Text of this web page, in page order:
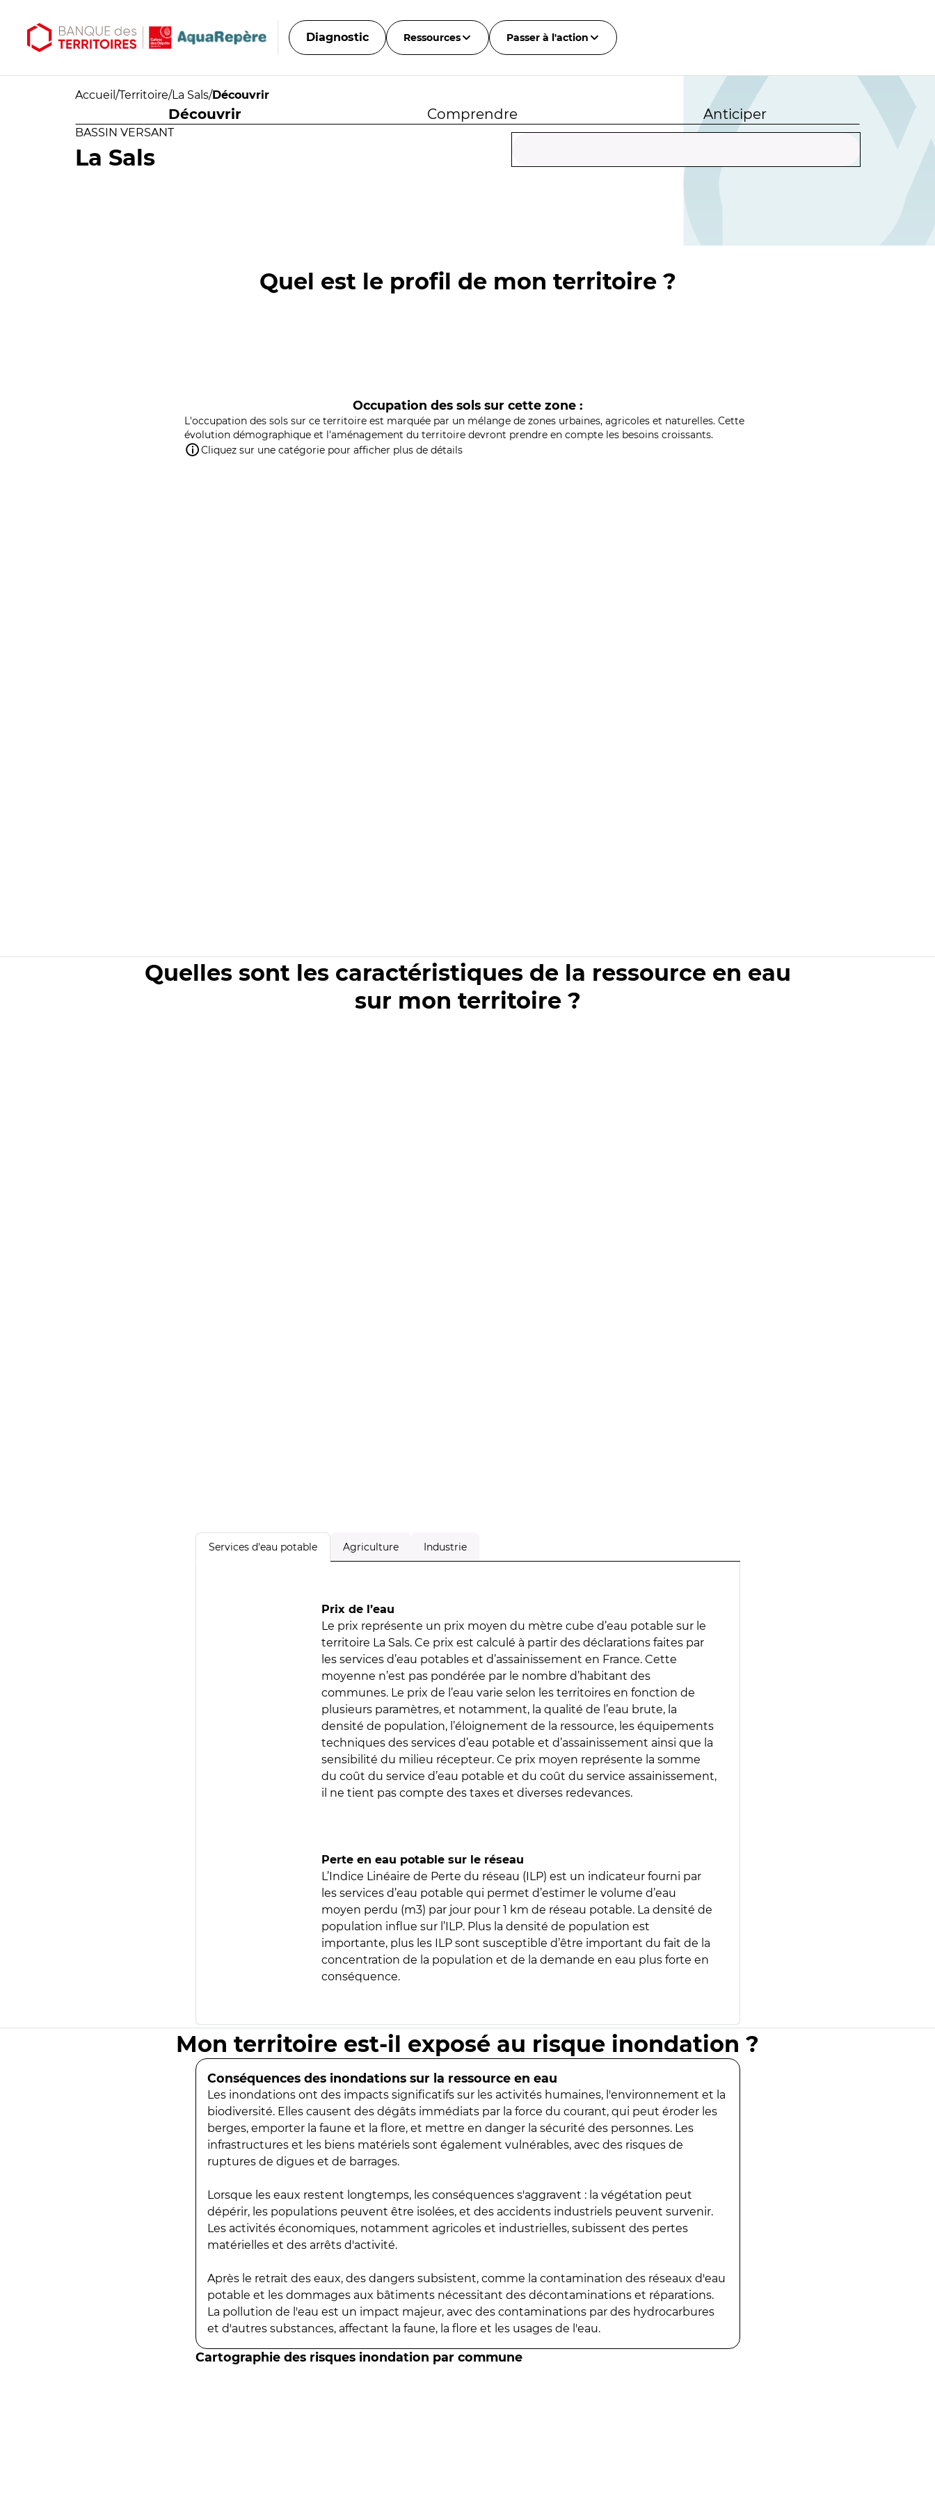
Diagnostic Ressources Passer à l'action
Accueil /Territoire/La Sals/Découvrir
Découvrir Comprendre Anticiper
BASSIN VERSANT
La Sals
Quel est le profil de mon territoire ?
Occupation des sols sur cette zone :
L'occupation des sols sur ce territoire est marquée par un mélange de zones urbaines, agricoles et naturelles. Cette
évolution démographique et l'aménagement du territoire devront prendre en compte les besoins croissants.
Cliquez sur une catégorie pour afficher plus de détails
Quelles sont les caractéristiques de la ressource en eau
sur mon territoire ?
Services d'eau potable Agriculture Industrie
Prix de l’eau
Le prix représente un prix moyen du mètre cube d’eau potable sur le
territoire La Sals. Ce prix est calculé à partir des déclarations faites par
les services d’eau potables et d’assainissement en France. Cette
moyenne n’est pas pondérée par le nombre d’habitant des
communes. Le prix de l’eau varie selon les territoires en fonction de
plusieurs paramètres, et notamment, la qualité de l’eau brute, la
densité de population, l’éloignement de la ressource, les équipements
techniques des services d’eau potable et d’assainissement ainsi que la
sensibilité du milieu récepteur. Ce prix moyen représente la somme
du coût du service d’eau potable et du coût du service assainissement,
il ne tient pas compte des taxes et diverses redevances.
Perte en eau potable sur le réseau
L’Indice Linéaire de Perte du réseau (ILP) est un indicateur fourni par
les services d’eau potable qui permet d’estimer le volume d’eau
moyen perdu (m3) par jour pour 1 km de réseau potable. La densité de
population influe sur l’ILP. Plus la densité de population est
importante, plus les ILP sont susceptible d’être important du fait de la
concentration de la population et de la demande en eau plus forte en
conséquence.
Mon territoire est-il exposé au risque inondation ?
Conséquences des inondations sur la ressource en eau
Les inondations ont des impacts significatifs sur les activités humaines, l'environnement et la
biodiversité. Elles causent des dégâts immédiats par la force du courant, qui peut éroder les
berges, emporter la faune et la flore, et mettre en danger la sécurité des personnes. Les
infrastructures et les biens matériels sont également vulnérables, avec des risques de
ruptures de digues et de barrages.
Lorsque les eaux restent longtemps, les conséquences s'aggravent : la végétation peut
dépérir, les populations peuvent être isolées, et des accidents industriels peuvent survenir.
Les activités économiques, notamment agricoles et industrielles, subissent des pertes
matérielles et des arrêts d'activité.
Après le retrait des eaux, des dangers subsistent, comme la contamination des réseaux d'eau
potable et les dommages aux bâtiments nécessitant des décontaminations et réparations.
La pollution de l'eau est un impact majeur, avec des contaminations par des hydrocarbures
et d'autres substances, affectant la faune, la flore et les usages de l'eau.
Cartographie des risques inondation par commune